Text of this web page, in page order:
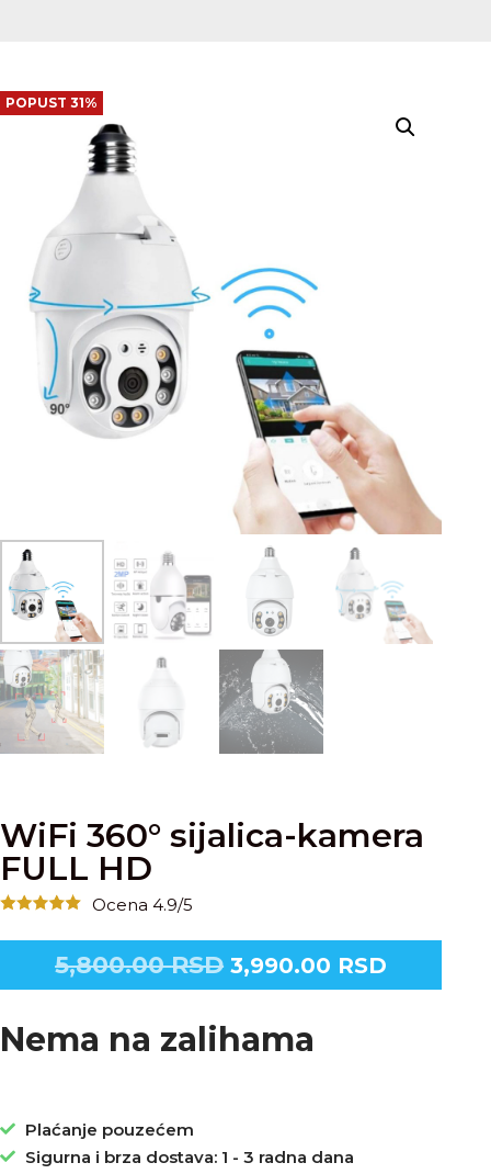
POPUST 31%
WiFi 360° sijalica-kamera
FULL HD
Ocena 4.9/5
5,800.00RSD 3,990.00 RSD
Nema na zalihama
Plaćanje pouzećem
Sigurna i brza dostava: 1 - 3 radna dana